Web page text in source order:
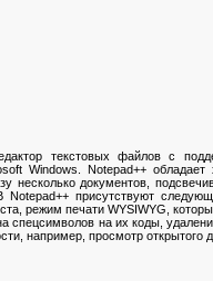
текстовых файлов с
Windows. Notepad++
несколько документов,
присутствуют
режим печати WYSIWYG,
спецсимволов на их коды,
например, просмотр